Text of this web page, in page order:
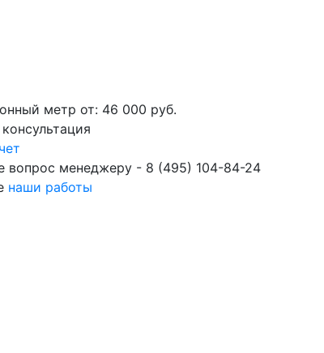
метр от: 46 000 руб.
вопрос менеджеру - 8 (495) 104-84-24
наши работы